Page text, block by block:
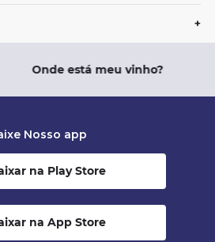
+
Onde está meu vinho?
Nosso app
na Play Store
na App Store